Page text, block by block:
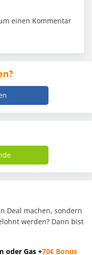
einen Kommentar
Deal machen, sondern
werden? Dann bist
oder Gas +70€ Bonus